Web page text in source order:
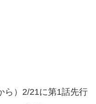
）2/21に第1話先行